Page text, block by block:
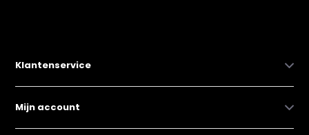
Klantenservice
Mijn account